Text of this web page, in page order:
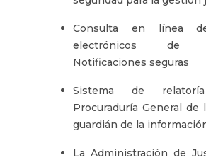
Consulta en línea
electrónicos de
Notificaciones seguras
Sistema de
Procuraduría General de
guardián de la
La Administración de